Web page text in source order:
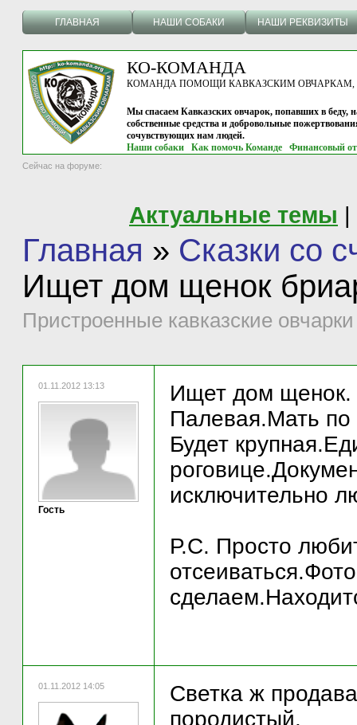
ГЛАВНАЯ НАШИ СОБАКИ НАШИ РЕКВИЗИТЫ
КО-КОМАНДА
КОМАНДА ПОМОЩИ КАВКАЗСКИМ ОВЧАРКАМ, г.
Мы спасаем Кавказских овчарок, попавших в беду,
собственные средства и добровольные
сочувствующих нам людей.
Наши собаки
Как помочь Команде Финансовый
Сейчас на форуме:
Актуальные темы |
Главная » Сказки со
Ищет дом щенок
Пристроенные кавказские овчарки
01.11.2012 13:13
Гость
Ищет дом щенок.
Палевая.Мать
Будет
исключительно
Р.С. Просто
01.11.2012 14:05
Светка ж
породистый.